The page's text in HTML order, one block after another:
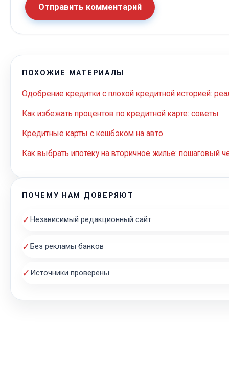
Отправить комментарий
ПОХОЖИЕ МАТЕРИАЛЫ
Одобрение кредитки с плохой кредитной историей:
Как избежать процентов по кредитной карте: советы
Кредитные карты с кешбэком на авто
Как выбрать ипотеку на вторичное жильё: пошаговый
ПОЧЕМУ НАМ ДОВЕРЯЮТ
✓ Независимый редакционный сайт
✓ Без рекламы банков
✓ Источники проверены